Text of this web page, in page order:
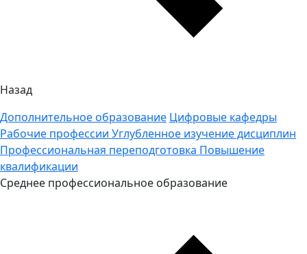
Назад
Дополнительное образование Цифровые кафедры
Рабочие профессии Углубленное изучение дисциплин
Профессиональная переподготовка Повышение
квалификации
Среднее профессиональное образование